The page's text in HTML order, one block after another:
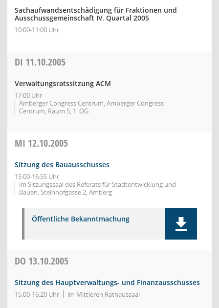
Sachaufwandsentschädigung für Fraktionen und
Ausschussgemeinschaft IV. Quartal 2005
10:00-11:00 Uhr
DI 11.10.2005
Verwaltungsratssitzung ACM
17:00 Uhr
Amberger Congress Centrum, Amberger Congress
Centrum, Raum 5, 1. OG
MI 12.10.2005
Sitzung des Bauausschusses
15:00-16:55 Uhr
im Sitzungssaal des Referats für Stadtentwicklung und
Bauen, Steinhofgasse 2, Amberg
Öffentliche Bekanntmachung
DO 13.10.2005
Sitzung des Hauptverwaltungs- und Finanzausschusses
15:00-16:20 Uhr im Mittleren Rathaussaal